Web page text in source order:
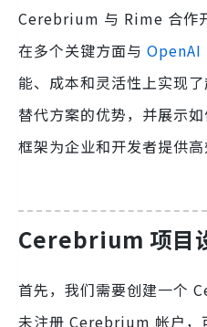
Cerebrium 与 Rime 合作
在多个关键方面与 OpenAI
能、成本和灵活性上实现
替代方案的优势，并展示
框架为企业和开发者提供高
Cerebrium 项目
首先，我们需要创建一个
未注册 Cerebrium 帐户，